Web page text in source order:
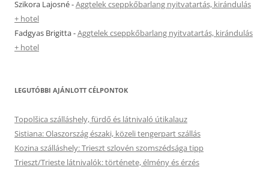
Szikora Lajosné-Aggtelek cseppkőbarlang nyitvatartás, kirándulás
+ hotel
Fadgyas Brigitta-Aggtelek cseppkőbarlang nyitvatartás, kirándulás
+ hotel
LEGUTÓBBI AJÁNLOTT CÉLPONTOK
Topolšica szálláshely, fürdő és látnivaló útikalauz
Sistiana: Olaszország északi, közeli tengerpart szállás
Kozina szálláshely: Trieszt szlovén szomszédsága tipp
Trieszt/Trieste látnivalók: története, élmény és érzés